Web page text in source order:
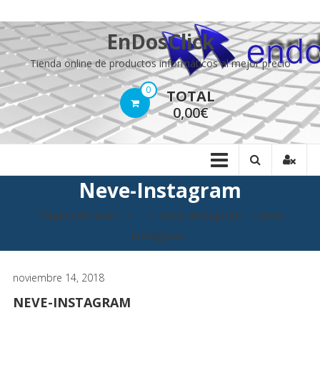
Saltar
contenido
EnDosClick
Tienda online de productos informáticos al mejor precio
0
TOTAL
0,00€
Neve-Instagram
Página de Inicio ⁄ ⁄ neve-instagram ⁄ neve-
instagram
noviembre 14, 2018
NEVE-INSTAGRAM